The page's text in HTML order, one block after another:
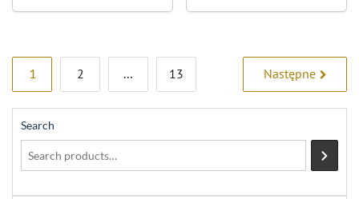
Stronicowanie
wpisów
1 2 … 13 Następne
Search